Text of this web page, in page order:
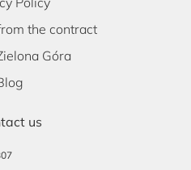
the contract
Góra
us